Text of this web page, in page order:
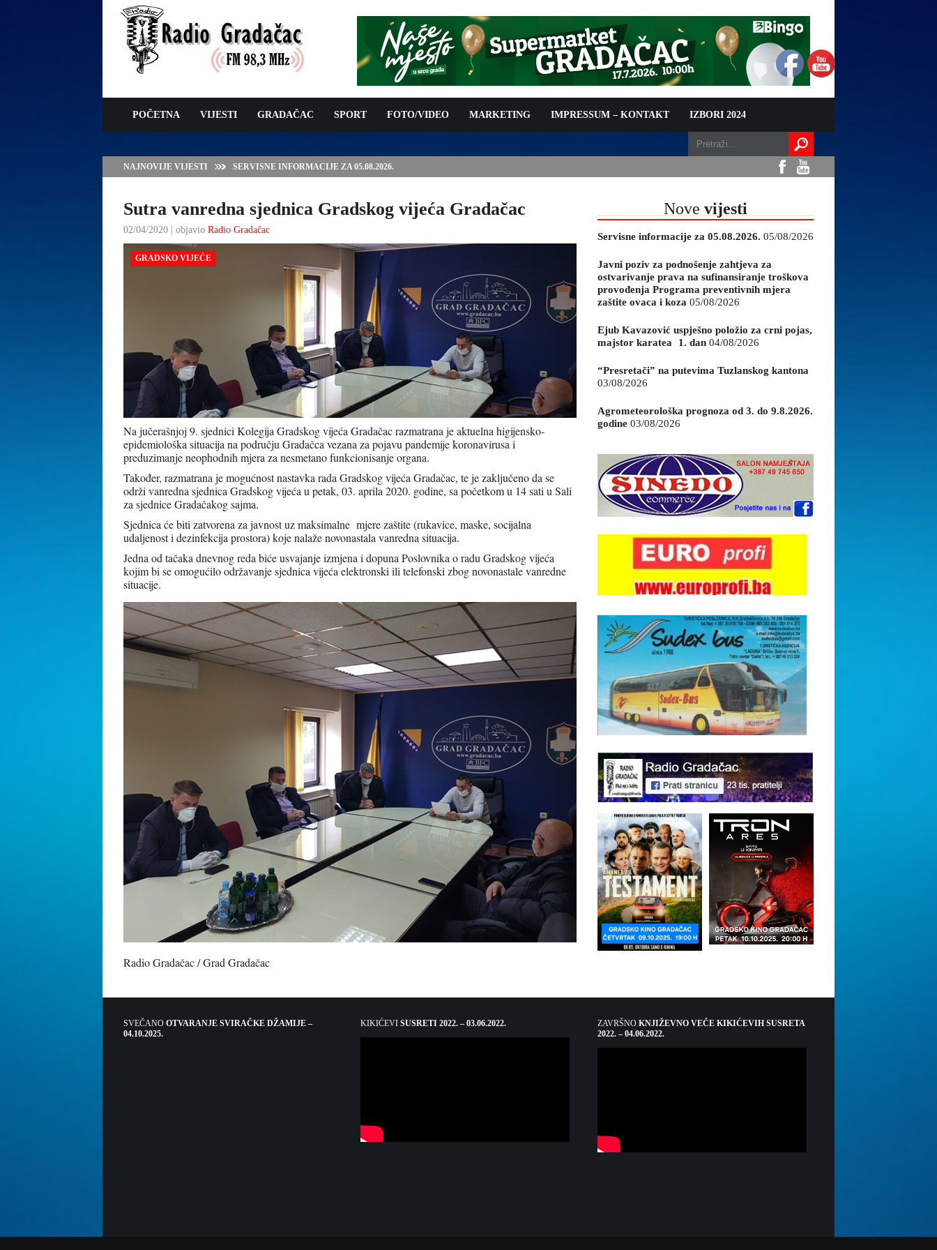
POČETNA VIJESTI GRADAČAC SPORT FOTO/VIDEO MARKETING IMPRESSUM – KONTAKT IZBORI 2024
NAJNOVIJE VIJESTI
JAVNI POZIV ZA PODNOŠENJE ZAHTJEVA ZA OSTVARIVANJE PRAVA NA
SUFINANSIRANJE TROŠKOVA PROVOĐENJA PROGRAMA PREVENTIVNIH MJERA
Sutra vanredna sjednica Gradskog vijeća Gradačac
02/04/2020 | objavio Radio Gradačac
GRADSKO VIJEĆE
Na jučerašnjoj 9. sjednici Kolegija Gradskog vijeća Gradačac razmatrana je aktuelna higijensko-
epidemiološka situacija na području Gradačca vezana za pojavu pandemije koronavirusa i
preduzimanje neophodnih mjera za nesmetano funkcionisanje organa.
Također, razmatrana je mogućnost nastavka rada Gradskog vijeća Gradačac, te je zaključeno da se
održi vanredna sjednica Gradskog vijeća u petak, 03. aprila 2020. godine, sa početkom u 14 sati u Sali
za sjednice Gradačakog sajma.
Sjednica će biti zatvorena za javnost uz maksimalne mjere zaštite (rukavice, maske, socijalna
udaljenost i dezinfekcija prostora) koje nalaže novonastala vanredna situacija.
Jedna od tačaka dnevnog reda biće usvajanje izmjena i dopuna Poslovnika o radu Gradskog vijeća
kojim bi se omogućilo održavanje sjednica vijeća elektronski ili telefonski zbog novonastale vanredne
situacije.
Radio Gradačac / Grad Gradačac
Nove vijesti
Servisne informacije za 05.08.2026. 05/08/2026
Javni poziv za podnošenje zahtjeva za
ostvarivanje prava na sufinansiranje troškova
provođenja Programa preventivnih mjera
zaštite ovaca i koza 05/08/2026
Ejub Kavazović uspješno položio za crni pojas,
majstor karatea 1. dan 04/08/2026
“Presretači” na putevima Tuzlanskog kantona
03/08/2026
Agrometeorološka prognoza od 3. do 9.8.2026.
godine 03/08/2026
SVEČANO OTVARANJE SVIRAČKE DŽAMIJE –
04.10.2025.
KIKIĆEVI SUSRETI 2022. – 03.06.2022. ZAVRŠNO KNJIŽEVNO VEČE KIKIĆEVIH SUSRETA
2022. – 04.06.2022.